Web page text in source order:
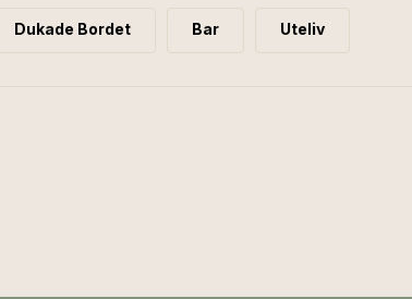
Dukade Bordet Bar Uteliv